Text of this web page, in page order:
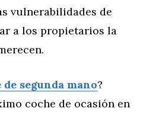
vulnerabilidades de
a los propietarios la
de segunda mano?
coche de ocasión en